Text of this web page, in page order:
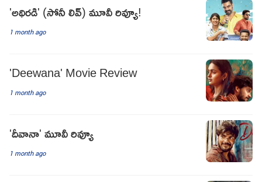
'అథిరడి' (సోనీ లివ్) మూవీ రివ్యూ!
1 month ago
'Deewana' Movie Review
1 month ago
'దీవానా' మూవీ రివ్యూ
1 month ago